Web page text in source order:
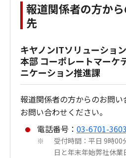
報道関係者の方か
先
キヤノンITソリューショ
本部 コーポレートマーケ
ニケーション推進課
報道関係者の方からのお問い
お問い合わせください。
電話番号： 03-6701-3603
※
受付時間：平日 9時
日と年末年始弊社休